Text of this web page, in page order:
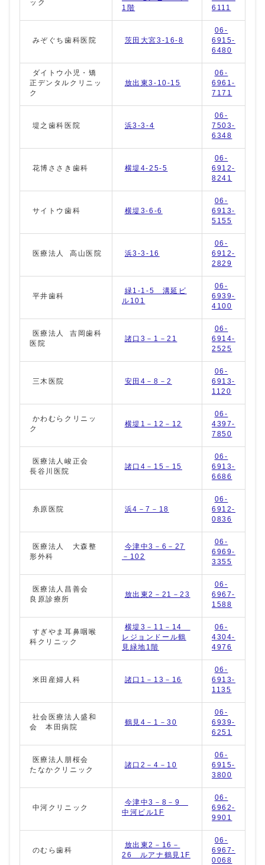
ック
1階
6111
みぞぐち歯科医院 茨田大宮3-16-8
06-
6915-
6480
ダイトウ小児・矯
正デンタルクリニッ
ク
放出東3-10-15
06-
6961-
7171
堤之歯科医院 浜3-3-4
06-
7503-
6348
花博ささき歯科 横堤4-25-5
06-
6912-
8241
サイトウ歯科 横堤3-6-6
06-
6913-
5155
医療法人 高山医院 浜3-3-16
06-
6912-
2829
平井歯科
緑1-1-5 溝延ビ
ル101
06-
6939-
4100
医療法人 吉岡歯科
医院
諸口3－1－21
06-
6914-
2525
三木医院 安田4－8－2
06-
6913-
1120
かわむらクリニッ
ク
横堤1－12－12
06-
4397-
7850
医療法人峻正会
長谷川医院
諸口4－15－15
06-
6913-
6686
糸原医院 浜4－7－18
06-
6912-
0836
医療法人 大森整
形外科
今津中3－6－27
－102
06-
6969-
3355
医療法人昌善会
良原診療所
放出東2－21－23
06-
6967-
1588
すぎやま耳鼻咽喉
科クリニック
横堤3－11－14
レジョンドール鶴
見緑地1階
06-
4304-
4976
米田産婦人科 諸口1－13－16
06-
6913-
1135
社会医療法人盛和
会 本田病院
鶴見4－1－30
06-
6939-
6251
医療法人朋桜会
たなかクリニック
諸口2－4－10
06-
6915-
3800
中河クリニック
今津中3－8－9
中河ビル1F
06-
6962-
9901
のむら歯科
放出東2－16－
26 ルアナ鶴見1F
06-
6967-
0068